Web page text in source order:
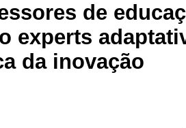
de
experts
da inovação